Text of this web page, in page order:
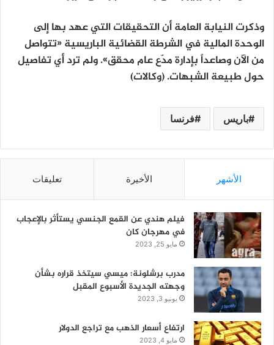
وذكرت النيابة العامة أن التحقيقات التي عهد بها إلى
الوحدة المالية في الشرطة القضائية الباريسية «تتواصل
من الآن وصاعداً بإدارة مدّع عام محقق». ولم ترد أي تفاصيل
حول طبيعة الشبهات. (وكالات)
باريس فرنسا
الأشهر الأخيرة تعليقات
فيلم هندي عن القمع الجنسي يستأثر بالإعجاب
في مهرجان كان
مايو 25, 2023
مدرب برشلونة: ميسي سيتخذ قراره بشأن
وجهته الجديدة الأسبوع المقبل
يونيو 3, 2023
ارتفاع أسعار الذهب مع تراجع الدولار
مايو 4, 2023